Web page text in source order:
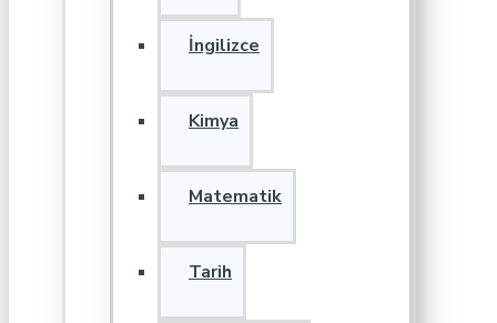
İngilizce
Kimya
Matematik
Tarih